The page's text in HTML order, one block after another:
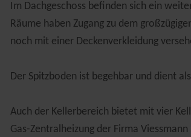
Im Dachgeschoss befinden sich ein
Räume haben Zugang zu dem
noch mit einer Deckenverkleidung
Der Spitzboden ist begehbar und dient
Auch der Kellerbereich bietet mit vier
Gas-Zentralheizung der Firma